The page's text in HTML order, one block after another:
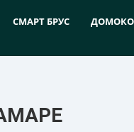
СМАРТ БРУС